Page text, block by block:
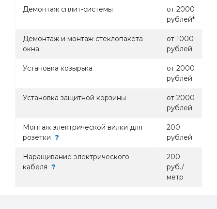
Демонтаж сплит-системы
от 2000
рублей*
Демонтаж и монтаж стеклопакета
окна
от 1000
рублей
Установка козырька
от 2000
рублей
Установка защитной корзины
от 2000
рублей
Монтаж электрической вилки для
розетки ?
200
рублей
Наращивание электрического
кабеля ?
200
руб./
метр